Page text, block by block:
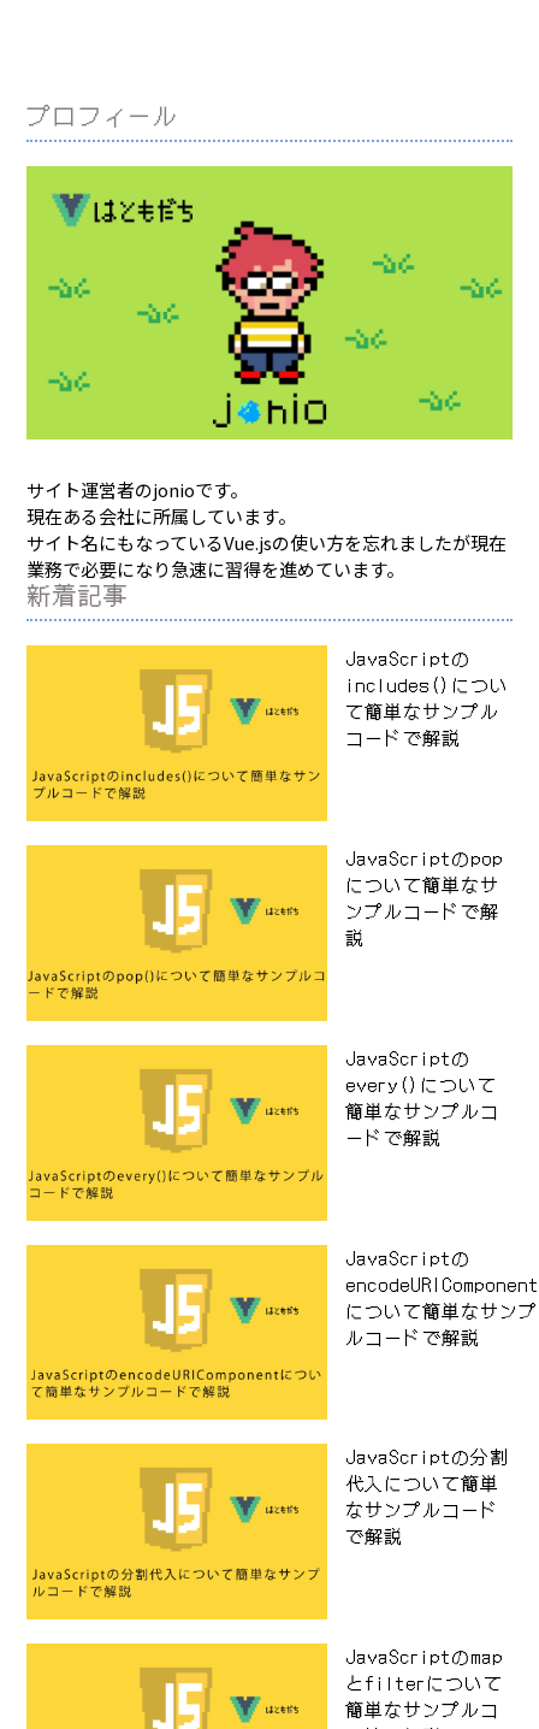
プロフィール
サイト運営者のjonioです。
現在ある会社に所属しています。
サイト名にもなっているVue.jsの使い方を忘れましたが現在
業務で必要になり急速に習得を進めています。
新着記事
JavaScriptの
includes()につい
て簡単なサンプル
コードで解説
JavaScriptのpop
について簡単なサ
ンプルコードで解
説
JavaScriptの
every()について
簡単なサンプルコ
ードで解説
JavaScriptの
encodeURIComponent
について簡単なサンプ
ルコードで解説
JavaScriptの分割
代入について簡単
なサンプルコード
で解説
JavaScriptのmap
とfilterについて
簡単なサンプルコ